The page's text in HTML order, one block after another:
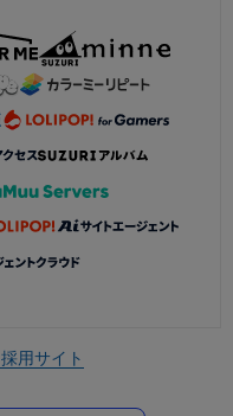
採用サイト